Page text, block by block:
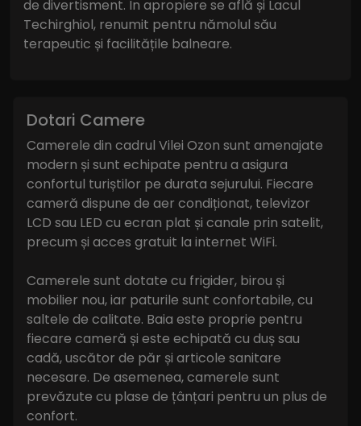
de divertisment. În apropiere se află și Lacul
Techirghiol, renumit pentru nămolul său
terapeutic și facilitățile balneare.
Dotari Camere
Camerele din cadrul Vilei Ozon sunt amenajate
modern și sunt echipate pentru a asigura
confortul turiștilor pe durata sejurului. Fiecare
cameră dispune de aer condiționat, televizor
LCD sau LED cu ecran plat și canale prin satelit,
precum și acces gratuit la internet WiFi.
Camerele sunt dotate cu frigider, birou și
mobilier nou, iar paturile sunt confortabile, cu
saltele de calitate. Baia este proprie pentru
fiecare cameră și este echipată cu duș sau
cadă, uscător de păr și articole sanitare
necesare. De asemenea, camerele sunt
prevăzute cu plase de țânțari pentru un plus de
confort.